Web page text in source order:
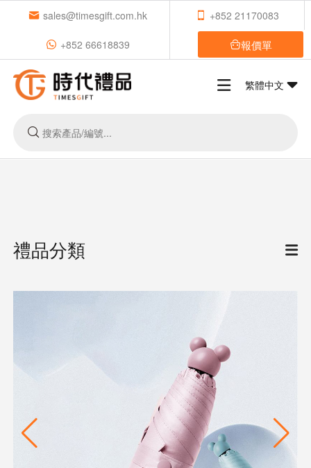
sales@timesgift.com.hk +852 21170083
+852 66618839 報價單
繁體中文
禮品分類